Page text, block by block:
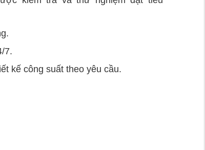
7.
kế công suất theo yêu cầu.